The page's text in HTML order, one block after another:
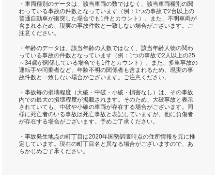
・車両種別のデータは、該当車両の数ではなく、該当車両種別の関
わっている事故の件数となっています（例：1つの事故で2台以上の
普通自動車が衝突した場合でも1件とカウント）。また、不明車両が
含まれるため、現実の事故件数と一致しない場合がございます。ご
注意ください。
・年齢のデータは、該当年齢の人数ではなく、該当年齢人物の関わ
っている事故の件数となっています（例：1つの事故で2人以上の25
～34歳が関係している場合でも1件とカウント）。また、多重事故の
運転手や同乗者など、年齢不明の関係者も含まれるため、現実の事
故件数と一致しない場合がございます。ご注意ください。
・事故毎の損壊程度（大破・中破・小破・損害なし）は、その事故
内での最大の損壊程度が掲載されます。そのため、大破事故と表示
されていても、中破や小破の車両が存在する場合がございます。同
様に死亡者のいる事故は死亡事故と表記していますが、他に負傷者
が存在する場合がございます。予めご了承ください。
・事故発生地点の町丁目は2020年国勢調査時点の住所情報を元に推
定しています。現在の町丁目名と異なる場合がございますので、あ
らかじめご了承ください。